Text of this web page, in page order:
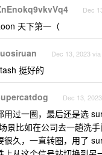
Dec
天下第一（
Dec 13, 2023
挺好的
Dec 13, 2023
用过一圈，最后还是选
景比如在公司去一趟洗
很久，一直转圈，用了